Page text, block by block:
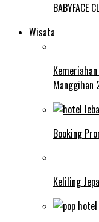
BABYFACE
Wisata
Manggihan
Booking
Keliling